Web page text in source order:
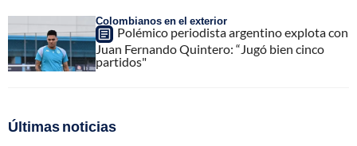
Colombianos en el exterior
Polémico periodista argentino explota con
Juan Fernando Quintero: “Jugó bien cinco
partidos"
Últimas noticias